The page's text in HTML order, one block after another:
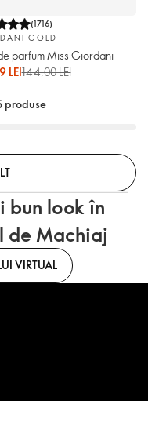
(1716)
GOLD
parfum Miss Giordani
LEI144,00 LEI
produse
bun look în
de Machiaj
VIRTUAL